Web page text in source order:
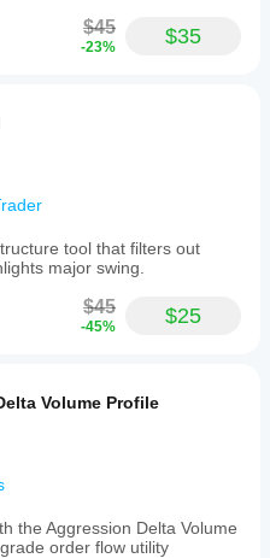
$45
-23% $35
tool that filters out
major swing.
$45
-45% $25
Volume Profile
the Aggression Delta Volume
order flow utility